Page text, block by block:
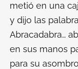
metió en una
y dijo las
Abracadabra…
en sus manos
para su